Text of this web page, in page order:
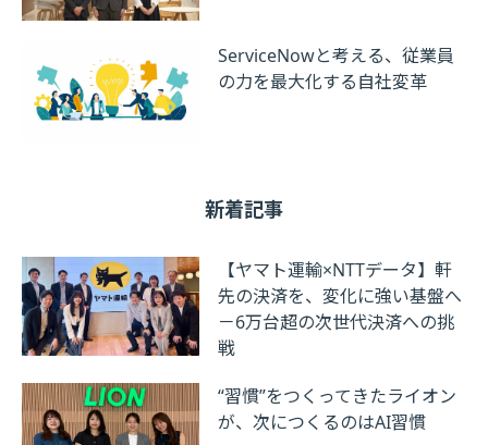
ServiceNowと考える、従業員
の力を最大化する自社変革
新着記事
【ヤマト運輸×NTTデータ】軒
先の決済を、変化に強い基盤へ
－6万台超の次世代決済への挑
戦
“習慣”をつくってきたライオン
が、次につくるのはAI習慣